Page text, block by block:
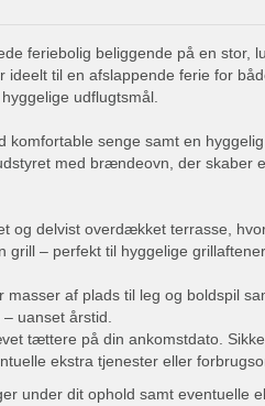
feriebolig beliggende på en stor,
til en afslappende ferie for
udflugtsmål.
senge samt en
med brændeovn, der skaber
og delvist overdækket terrasse,
– perfekt til hyggelige
af plads til leg og boldspil
uanset årstid.
tættere på din ankomstdato.
ekstra tjenester eller
under dit ophold samt eventuelle